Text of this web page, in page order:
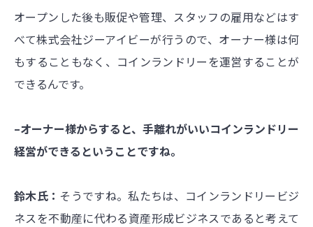
オープンした後も販促や管理、スタッフの雇用などはす
べて株式会社ジーアイビーが行うので、オーナー様は何
もすることもなく、コインランドリーを運営することが
できるんです。
–オーナー様からすると、手離れがいいコインランドリー
経営ができるということですね。
鈴木氏： そうですね。私たちは、コインランドリービジ
ネスを不動産に代わる資産形成ビジネスであると考えて